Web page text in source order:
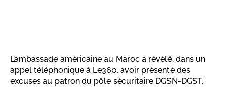
L’ambassade américaine au Maroc a révélé, dans un
appel téléphonique à Le360, avoir présenté des
excuses au patron du pôle sécuritaire DGSN-DGST,